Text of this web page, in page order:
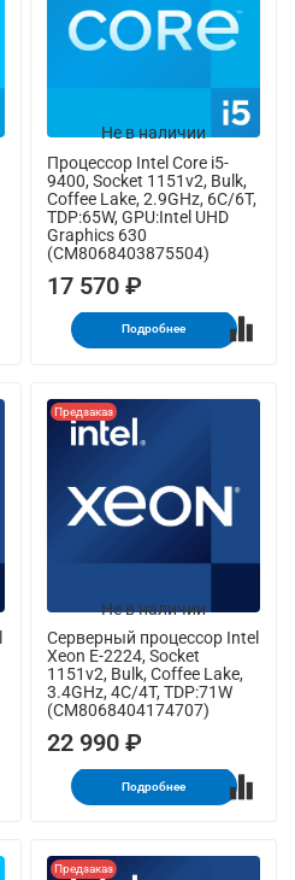
Не в наличии
Процессор Intel Core i5-
9400, Socket 1151v2, Bulk,
Coffee Lake, 2.9GHz, 6C/6T,
TDP:65W, GPU:Intel UHD
Graphics 630
(CM8068403875504)
17 570 ₽
Подробнее
Не в наличии
Предзаказ
Серверный процессор Intel
Xeon E-2224, Socket
1151v2, Bulk, Coffee Lake,
3.4GHz, 4C/4T, TDP:71W
(CM8068404174707)
22 990 ₽
Подробнее
Предзаказ